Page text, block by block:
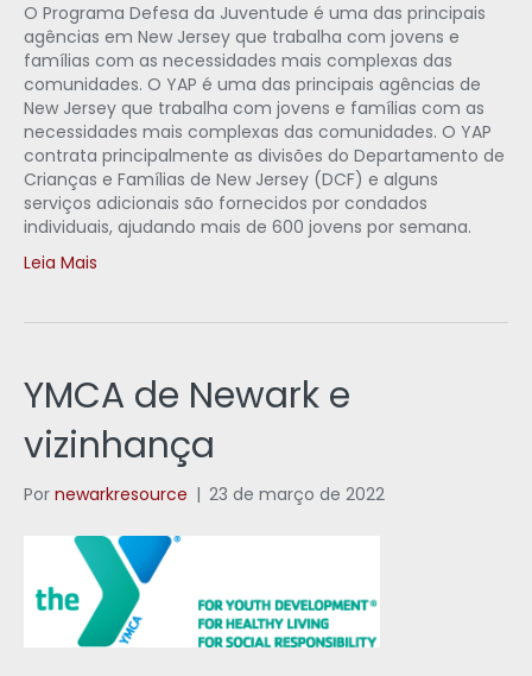
O Programa Defesa da Juventude é uma das principais
agências em New Jersey que trabalha com jovens e
famílias com as necessidades mais complexas das
comunidades. O YAP é uma das principais agências de
New Jersey que trabalha com jovens e famílias com as
necessidades mais complexas das comunidades. O YAP
contrata principalmente as divisões do Departamento de
Crianças e Famílias de New Jersey (DCF) e alguns
serviços adicionais são fornecidos por condados
individuais, ajudando mais de 600 jovens por semana.
Leia Mais
YMCA de Newark e
vizinhança
Por newarkresource | 23 de março de 2022